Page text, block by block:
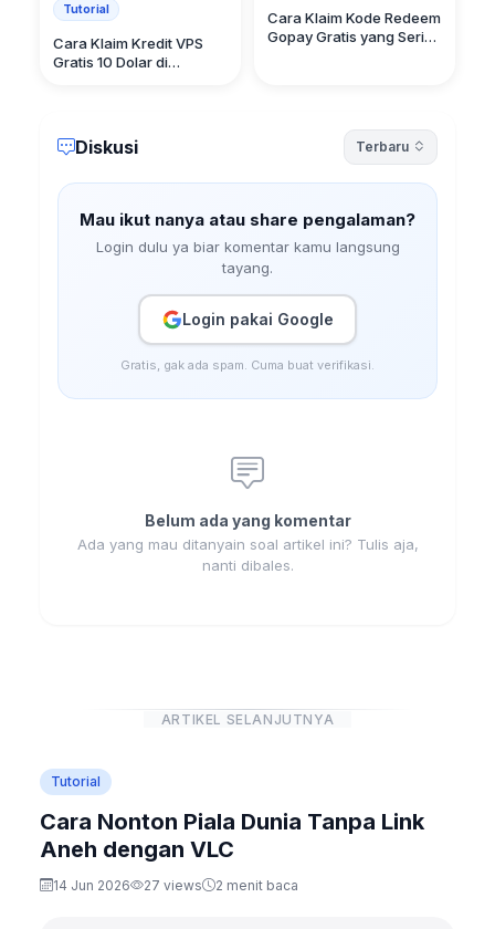
Tutorial
Cara Klaim Kredit VPS
Gratis 10 Dolar di
Cara Klaim Kode Redeem
Gopay Gratis yang Sering
Diskusi Terbaru
Mau ikut nanya atau share pengalaman?
Login dulu ya biar komentar kamu langsung
tayang.
Login pakai Google
Gratis, gak ada spam. Cuma buat verifikasi.
Belum ada yang komentar
Ada yang mau ditanyain soal artikel ini? Tulis aja,
nanti dibales.
ARTIKEL SELANJUTNYA
Tutorial
Cara Nonton Piala Dunia Tanpa Link
Aneh dengan VLC
14 Jun 2026 27 views 2 menit baca